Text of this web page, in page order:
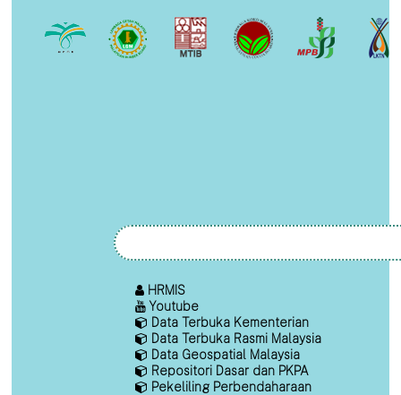
HRMIS
Youtube
Data Terbuka Kementerian
Data Terbuka Rasmi Malaysia
Data Geospatial Malaysia
Repositori Dasar dan PKPA
Pekeliling Perbendaharaan